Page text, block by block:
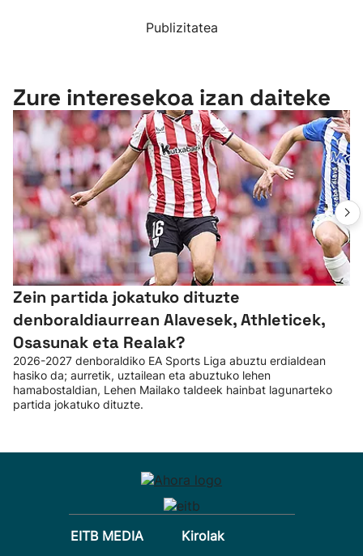
Publizitatea
Zure interesekoa izan daiteke
Zein partida jokatuko dituzte
denboraldiaurrean Alavesek, Athleticek,
Osasunak eta Realak?
2026-2027 denboraldiko EA Sports Liga abuztu erdialdean
hasiko da; aurretik, uztailean eta abuztuko lehen
hamabostaldian, Lehen Mailako taldeek hainbat lagunarteko
partida jokatuko dituzte.
EITB MEDIA
Kirolak